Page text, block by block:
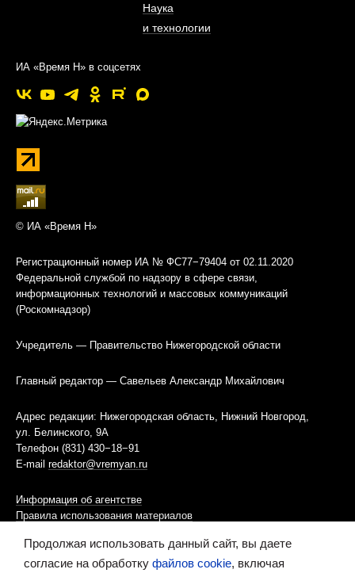
Наука
и технологии
ИА «Время Н» в соцсетях
© ИА «Время Н»
Регистрационный номер ИА № ФС77−79404 от 02.11.2020
Федеральной службой по надзору в сфере связи,
информационных технологий и массовых коммуникаций
(Роскомнадзор)
Учредитель — Правительство Нижегородской области
Главный редактор — Савельев Александр Михайлович
Адрес редакции: Нижегородская область, Нижний Новгород,
ул. Белинского, 9А
Телефон (831) 430−18−91
E-mail redaktor@vremyan.ru
Информация об агентстве
Правила использования материалов
Информационная политика использования «cookies»-файлов
Продолжая использовать данный сайт, вы даете
согласие на обработку файлов cookie, включая